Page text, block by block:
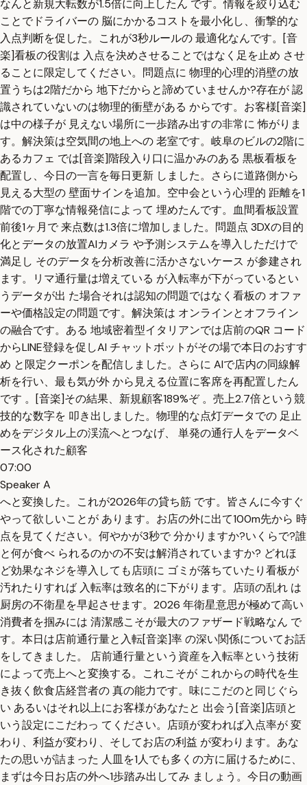
なんと新規大転数が1.5倍に向上したん です。情報を絞り込む
ことでドライバーの 脳にかかるコストを最小化し、衝撃的な
入点判断を促した。これが3秒ルールの 最適化なんです。[音
楽]看板の役割は 入点を決めさせることではなく足を止め させ
ることに限定してください。問題点に 物理的心理的消壁の放
置うちは2階だから 地下だからと諦めていませんか?存在が 認
識されていないのは物理的衝壁がある からです。お客様[音楽]
は中の様子が 見えない場所に一歩踏み出すの非常に 怖がりま
す。解決策は空気間の地上への 老室です。岐阜のビルの2階に
あるカフェ では[音楽]階段入り口に温かみのある 黒板看板を
配置し、今日の一言を毎日更新 しました。さらに道路側から
見える大型の 壁面サインを追加。空中会という心理的 距離を1
階での丁寧な情報発信によって 埋めたんです。血間看板設置
前後1ヶ月で 来点数は1.3倍に増加しました。問題点 3DXの目的
化とデータの放置AIカメラ や予測システムを導入しただけで
満足し そのデータを分析改善に活かさないケース が参建され
ます。リマ通行量は増えている が入転率が下がっているとい
うデータが出 た場合それは認知の問題ではなく看板の オファ
ーや価格設定の問題です。解決策は オンラインとオフライン
の融合です。ある 地域密着型イタリアンでは店前のQR コード
からLINE登録を促しAI チャットボットがその場で本日のおすす
め と限定クーポンを配信しました。さらに AIで店内の同線解
析を行い、最も気が外 から見える位置に客席を再配置したん
です 。[音楽]その結果、新規顧客189%ぞ 。売上2.7倍という競
技的な数字を 叩き出しました。物理的な点灯データでの 足止
めをデジタル上の渓流へとつなげ、 単発の通行人をデータベ
ース化された顧客
07:00
Speaker A
へと変換した。これが2026年の貸ち筋 です。皆さんに今すぐ
やって欲しいことが あります。お店の外に出て100m先から 時
点を見てください。何やかが3秒で 分かりますか?いくらで?誰
と何が食べ られるのかの不安は解消されていますか? どれほ
ど効果なネジを導入しても店頭に ゴミが落ちていたり看板が
汚れたりすれば 入転率は致名的に下がります。店頭の乱れ は
厨房の不衛星を早起させます。2026 年衛星意思が極めて高い
消費者を掴みには 清潔感こそが最大のファザード戦略なん で
す。本日は店前通行量と入転[音楽]率 の深い関係についてお話
をしてきました。 店前通行量という資産を入転率という技術
によって売上へと変換する。これこそが これからの時代を生
き抜く飲食店経営者の 真の能力です。味にこだのと同じぐら
い あるいはそれ以上にお客様があなたと 出会う[音楽]店頭と
いう設定にこだわっ てください。店頭が変われば入点率が 変
わり、利益が変わり、そしてお店の利益 が変わります。あな
たの思いが詰まった 人皿を1人でも多くの方に届けるために、
まずは今日お店の外へ1歩踏み出してみ ましょう。今日の動画